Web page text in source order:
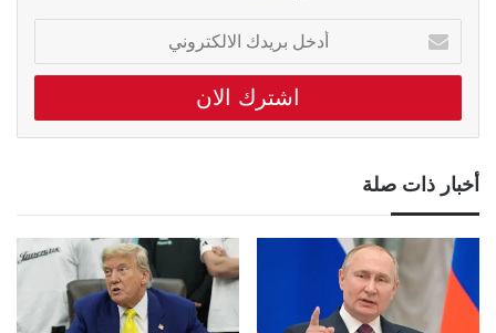
أدخل
بريدك
الالكتروني
أخبار ذات صلة